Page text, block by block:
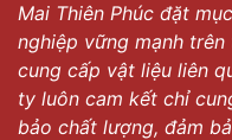
Mai Thiên Phúc đặt
nghiệp vững mạnh
cung cấp vật liệu liên
ty luôn cam kết chỉ
bảo chất lượng, đảm